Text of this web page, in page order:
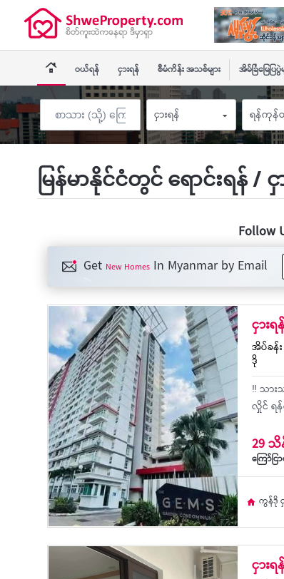
ဝယ်ရန် ငှားရန် စီမံကိန်း အသစ်များ အိမ်ခြံမြေပြပွဲ
ငှားရန် ရန်ကုန်
မြန်မာနိုင်ငံတွင် ရောင်းရန် /
Follow
Get New Homes In Myanmar by Email
ငှား
အိပ်ခန်
ဒို
‼️ သာ
လှိုင် ရ
29 သိ
ကြော်င
ကွန်ဒို
ငှား